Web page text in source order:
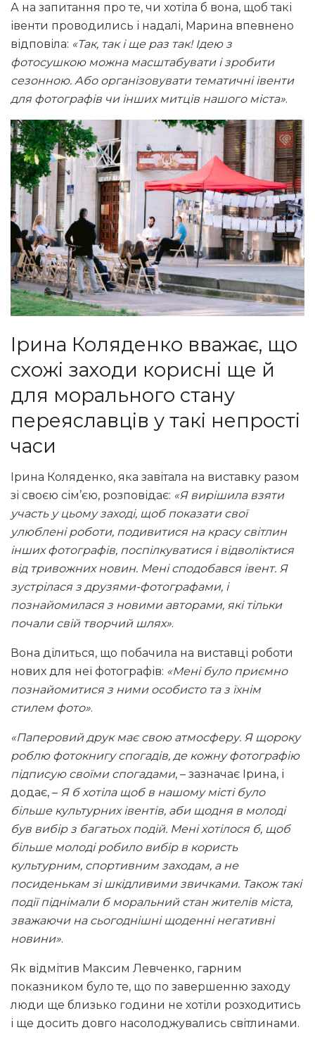
А на запитання про те, чи хотіла б вона, щоб такі
івенти проводились і надалі, Марина впевнено
відповіла: «Так, так і ще раз так! Ідею з
фотосушкою можна масштабувати і зробити
сезонною. Або організовувати тематичні івенти
для фотографів чи інших митців нашого міста».
Ірина Коляденко вважає, що
схожі заходи корисні ще й
для морального стану
переяславців у такі непрості
часи
Ірина Коляденко, яка завітала на виставку разом
зі своєю сім’єю, розповідає: «Я вирішила взяти
участь у цьому заході, щоб показати свої
улюблені роботи, подивитися на красу світлин
інших фотографів, поспілкуватися і відволіктися
від тривожних новин. Мені сподобався івент. Я
зустрілася з друзями-фотографами, і
познайомилася з новими авторами, які тільки
почали свій творчий шлях».
Вона ділиться, що побачила на виставці роботи
нових для неї фотографів: «Мені було приємно
познайомитися з ними особисто та з їхнім
стилем фото».
«Паперовий друк має свою атмосферу. Я щороку
роблю фотокнигу спогадів, де кожну фотографію
підписую своїми спогадами, – зазначає Ірина, і
додає, – Я б хотіла щоб в нашому місті було
більше культурних івентів, аби щодня в молоді
був вибір з багатьох подій. Мені хотілося б, щоб
більше молоді робило вибір в користь
культурним, спортивним заходам, а не
посиденькам зі шкідливими звичками. Також такі
події піднімали б моральний стан жителів міста,
зважаючи на сьогоднішні щоденні негативні
новини».
Як відмітив Максим Левченко, гарним
показником було те, що по завершенню заходу
люди ще близько години не хотіли розходитись
і ще досить довго насолоджувались світлинами.